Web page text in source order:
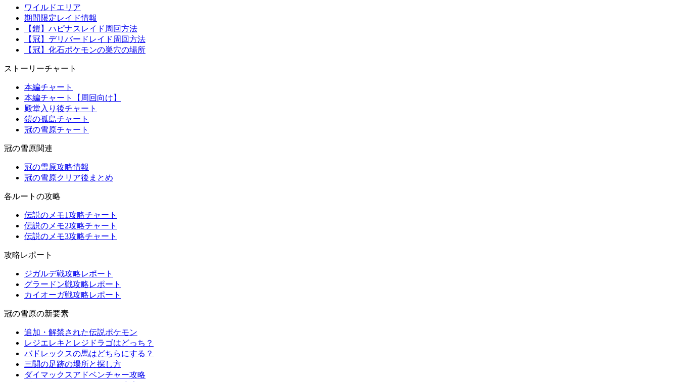
ワイルドエリア
期間限定レイド情報
【鎧】ハピナスレイド周回方法
【冠】デリバードレイド周回方法
【冠】化石ポケモンの巣穴の場所
ストーリーチャート
本編チャート
本編チャート【周回向け】
殿堂入り後チャート
鎧の孤島チャート
冠の雪原チャート
冠の雪原関連
冠の雪原攻略情報
冠の雪原クリア後まとめ
各ルートの攻略
伝説のメモ1攻略チャート
伝説のメモ2攻略チャート
伝説のメモ3攻略チャート
攻略レポート
ジガルデ戦攻略レポート
グラードン戦攻略レポート
カイオーガ戦攻略レポート
冠の雪原の新要素
追加・解禁された伝説ポケモン
レジエレキとレジドラゴはどっち？
バドレックスの馬はどちらにする？
三闘の足跡の場所と探し方
ダイマックスアドベンチャー攻略